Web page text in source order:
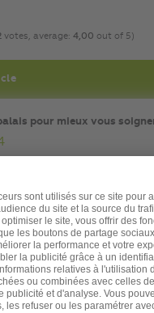
votes, average: 4,00 out of 5)
pour mieux vous